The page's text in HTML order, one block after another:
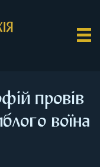
провів
воїна